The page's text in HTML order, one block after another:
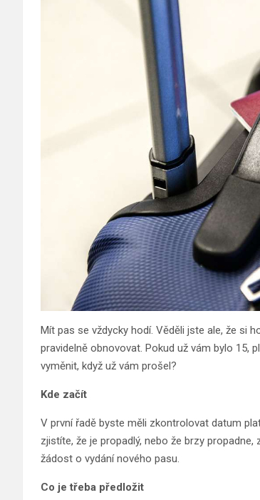
Mít pas se vždycky hodí. Věděli jste ale, že si
pravidelně obnovovat. Pokud už vám bylo 15,
vyměnit, když už vám prošel?
Kde začít
V první řadě byste měli zkontrolovat datum
zjistíte, že je propadlý, nebo že brzy
žádost o vydání nového pasu.
Co je třeba předložit